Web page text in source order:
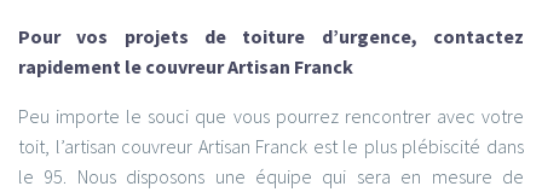
Pour vos projets de toiture d’urgence, contactez
rapidement le couvreur Artisan Franck
Peu importe le souci que vous pourrez rencontrer avec votre
toit, l’artisan couvreur Artisan Franck est le plus plébiscité dans
le 95. Nous disposons une équipe qui sera en mesure de